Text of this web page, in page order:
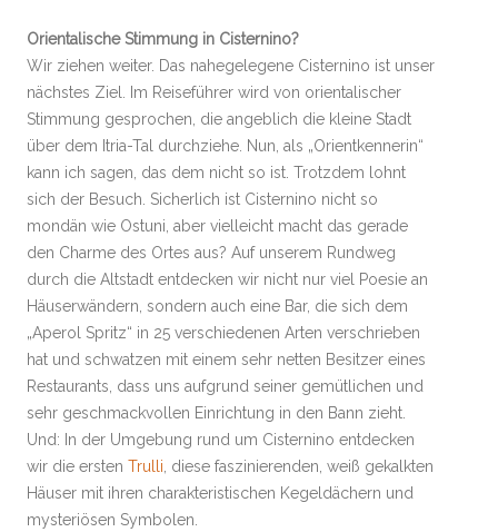
Orientalische Stimmung in Cisternino?
Wir ziehen weiter. Das nahegelegene Cisternino ist unser
nächstes Ziel. Im Reiseführer wird von orientalischer
Stimmung gesprochen, die angeblich die kleine Stadt
über dem Itria-Tal durchziehe. Nun, als „Orientkennerin“
kann ich sagen, das dem nicht so ist. Trotzdem lohnt
sich der Besuch. Sicherlich ist Cisternino nicht so
mondän wie Ostuni, aber vielleicht macht das gerade
den Charme des Ortes aus? Auf unserem Rundweg
durch die Altstadt entdecken wir nicht nur viel Poesie an
Häuserwändern, sondern auch eine Bar, die sich dem
„Aperol Spritz“ in 25 verschiedenen Arten verschrieben
hat und schwatzen mit einem sehr netten Besitzer eines
Restaurants, dass uns aufgrund seiner gemütlichen und
sehr geschmackvollen Einrichtung in den Bann zieht.
Und: In der Umgebung rund um Cisternino entdecken
wir die ersten Trulli , diese faszinierenden, weiß gekalkten
Häuser mit ihren charakteristischen Kegeldächern und
mysteriösen Symbolen.